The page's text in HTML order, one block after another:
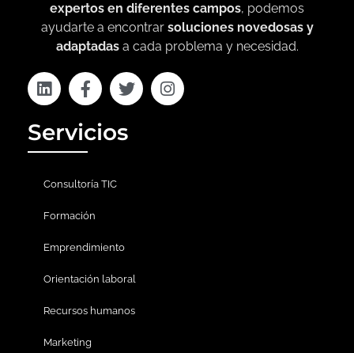
expertos en diferentes campos, podemos
ayudarte a encontrar soluciones novedosas y
adaptadasa cada problema y necesidad.
Servicios
Consultoría TIC
Formación
Emprendimiento
Orientación laboral
Recursos humanos
Marketing